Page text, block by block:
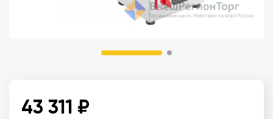
43 311 ₽